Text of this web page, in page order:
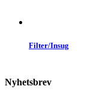
Filter/Insug
Nyhetsbrev